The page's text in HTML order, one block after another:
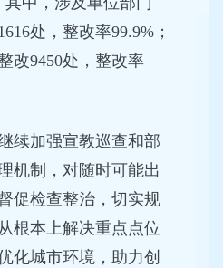
处，整改率99.9%；
改9450处，整改率
续加强宣教巡查和部
机制，对随时可能出
促检查整治，切实规
根本上解决重点点位
化城市环境，助力创